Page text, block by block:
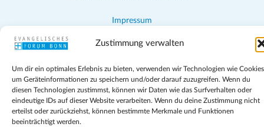
Zustimmung verwalten
Um dir ein optimales Erlebnis zu bieten, verwenden wir Technologien wie
um Geräteinformationen zu speichern und/oder darauf zuzugreifen. Wenn du
diesen Technologien zustimmst, können wir Daten wie das Surfverhalten oder
eindeutige IDs auf dieser Website verarbeiten. Wenn du deine Zustimmung nicht
erteilst oder zurückziehst, können bestimmte Merkmale und Funktionen
beeinträchtigt werden.
Impressum
Teilnahmebedingungen
Cookie-Richtlinie (EU)
Geschäftsbedingungen